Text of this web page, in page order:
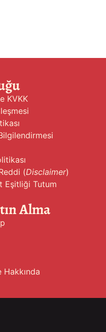
KVKK
(Disclaimer)
Eşitliği Tutum
Alma
Hakkında